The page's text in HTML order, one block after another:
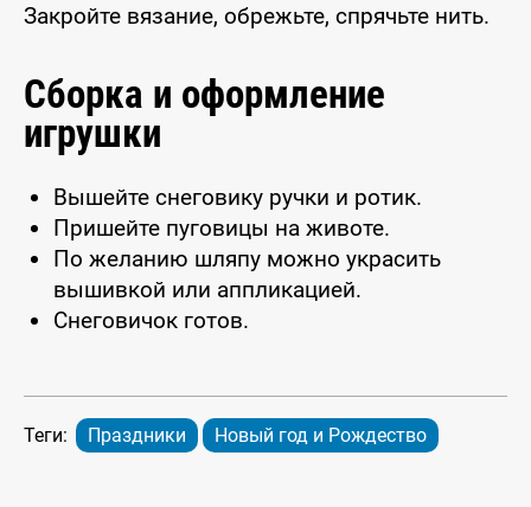
Закройте вязание, обрежьте, спрячьте нить.
Сборка и оформление
игрушки
Вышейте снеговику ручки и ротик.
Пришейте пуговицы на животе.
По желанию шляпу можно украсить
вышивкой или аппликацией.
Снеговичок готов.
Теги: Праздники Новый год и Рождество